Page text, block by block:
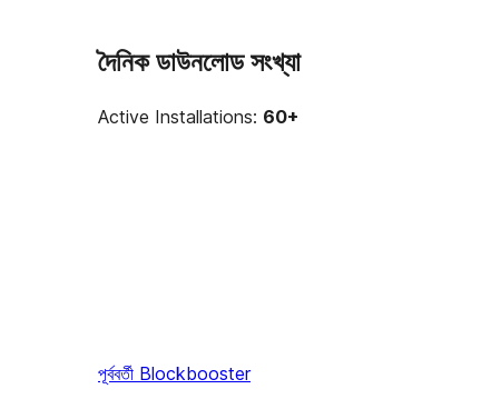
দৈনিক ডাউনলোড সংখ্যা
Active Installations: 60+
পূর্ববর্তী Blockbooster